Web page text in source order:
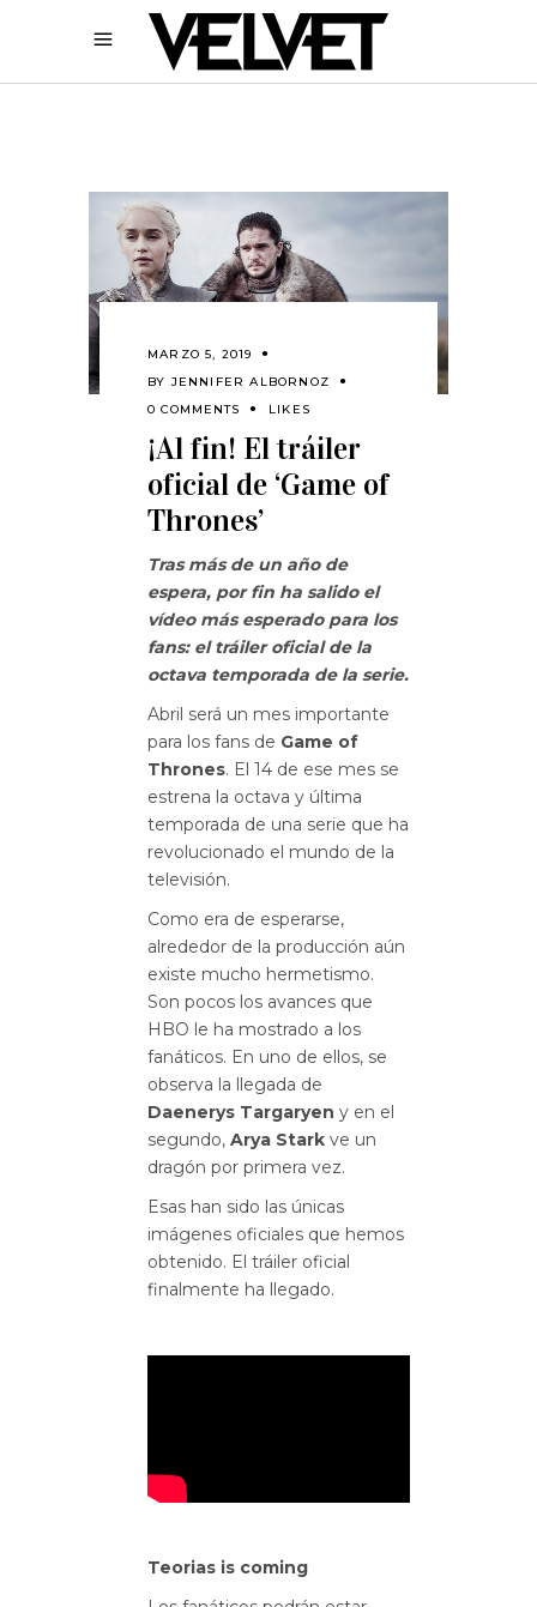
MARZO 5, 2019
BY JENNIFER ALBORNOZ
0 COMMENTS
LIKES
¡Al fin! El tráiler
oficial de ‘Game of
Thrones’
Tras más de un año de
espera, por fin ha salido el
vídeo más esperado para los
fans: el tráiler oficial de la
octava temporada de la serie.
Abril será un mes importante
para los fans de Game of
Thrones. El 14 de ese mes se
estrena la octava y última
temporada de una serie que ha
revolucionado el mundo de la
televisión.
Como era de esperarse,
alrededor de la producción aún
existe mucho hermetismo.
Son pocos los avances que
HBO le ha mostrado a los
fanáticos. En uno de ellos, se
observa la llegada de
Daenerys Targaryen y en el
segundo, Arya Stark ve un
dragón por primera vez.
Esas han sido las únicas
imágenes oficiales que hemos
obtenido. El tráiler oficial
finalmente ha llegado.
Teorias is coming